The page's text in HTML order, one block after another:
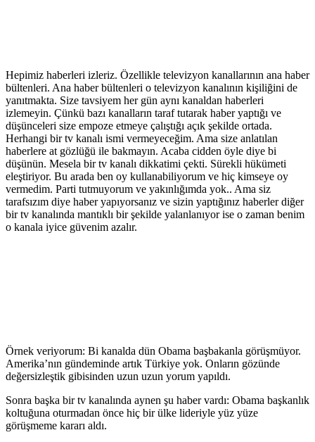
Hepimiz haberleri izleriz. Özellikle televizyon kanallarının ana haber
bültenleri. Ana haber bültenleri o televizyon kanalının kişiliğini de
yanıtmakta. Size tavsiyem her gün aynı kanaldan haberleri
izlemeyin. Çünkü bazı kanalların taraf tutarak haber yaptığı ve
düşünceleri size empoze etmeye çalıştığı açık şekilde ortada.
Herhangi bir tv kanalı ismi vermeyeceğim. Ama size anlatılan
haberlere at gözlüğü ile bakmayın. Acaba cidden öyle diye bi
düşünün. Mesela bir tv kanalı dikkatimi çekti. Sürekli hükümeti
eleştiriyor. Bu arada ben oy kullanabiliyorum ve hiç kimseye oy
vermedim. Parti tutmuyorum ve yakınlığımda yok.. Ama siz
tarafsızım diye haber yapıyorsanız ve sizin yaptığınız haberler diğer
bir tv kanalında mantıklı bir şekilde yalanlanıyor ise o zaman benim
o kanala iyice güvenim azalır.
Örnek veriyorum: Bi kanalda dün Obama başbakanla görüşmüyor.
Amerika’nın gündeminde artık Türkiye yok. Onların gözünde
değersizleştik gibisinden uzun uzun yorum yapıldı.
Sonra başka bir tv kanalında aynen şu haber vardı: Obama başkanlık
koltuğuna oturmadan önce hiç bir ülke lideriyle yüz yüze
görüşmeme kararı aldı.